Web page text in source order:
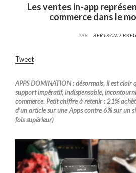
Les ventes in-app
commerce dans le
PAR BERTRAND
Tweet
APPS DOMINATION : désormais, il est clair
support impératif, indispensable,
commerce. Petit chiffre à retenir : 21%
d’un article sur une Apps contre 6% sur un
fois supérieur)